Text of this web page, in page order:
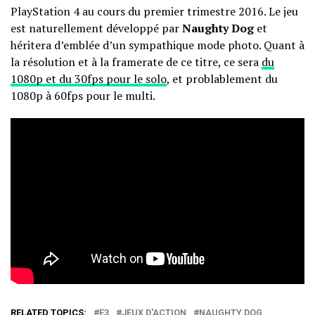
PlayStation 4 au cours du premier trimestre 2016. Le jeu
est naturellement développé parNaughty Doget
héritera d’emblée d’un sympathique mode photo. Quant à
la résolution et à la framerate de ce titre, ce sera du
1080p et du 30fps pour le solo, et problablement du
1080p à 60fps pour le multi.
RELATED TOPICS: E3 JEUX D'ACTION NAUGHTY DOG